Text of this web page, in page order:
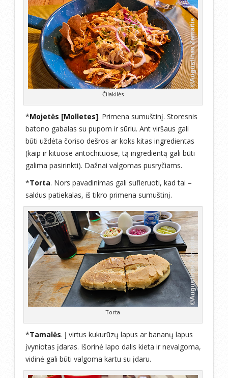
Čilakilės
*Mojetės [Molletes]. Primena sumuštinį. Storesnis
batono gabalas su pupom ir sūriu. Ant viršaus gali
būti uždėta čoriso dešros ar koks kitas ingredientas
(kaip ir kituose antochituose, tą ingredientą gali būti
galima pasirinkti). Dažnai valgomas pusryčiams.
*Torta. Nors pavadinimas gali sufleruoti, kad tai –
saldus patiekalas, iš tikro primena sumuštinį.
Torta
*Tamalės. Į virtus kukurūzų lapus ar bananų lapus
įvyniotas įdaras. Išorinė lapo dalis kieta ir nevalgoma,
vidinė gali būti valgoma kartu su įdaru.